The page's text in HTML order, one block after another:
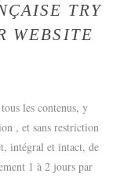
TRY
WEBSITE
les contenus, y
, et sans restriction
intégral et intact, de
1 à 2 jours par